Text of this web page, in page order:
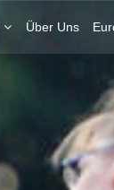
Über Uns